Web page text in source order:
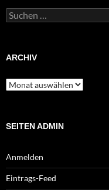
Suchen
nach:
ARCHIV
Archiv
SEITEN ADMIN
Anmelden
Eintrags-Feed